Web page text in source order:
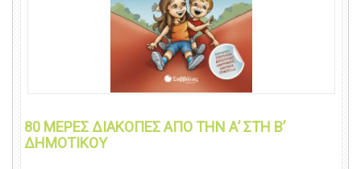
80 ΜΕΡΕΣ ΔΙΑΚΟΠΕΣ ΑΠΌ ΤΗΝ Α’ ΣΤΗ Β’
ΔΗΜΟΤΙΚΟΥ